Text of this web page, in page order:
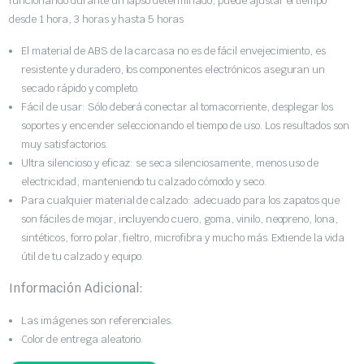
desde 1 hora, 3 horas y hasta 5 horas
El material de ABS de la carcasa no es de fácil envejecimiento, es
resistente y duradero, los componentes electrónicos aseguran un
secado rápido y completo.
Fácil de usar: Sólo deberá conectar al tomacorriente, desplegar los
soportes y encender seleccionando el tiempo de uso. Los resultados son
muy satisfactorios.
Ultra silencioso y eficaz: se seca silenciosamente, menos uso de
electricidad, manteniendo tu calzado cómodo y seco.
Para cualquier material de calzado: adecuado para los zapatos que
son fáciles de mojar, incluyendo cuero, goma, vinilo, neopreno, lona,
sintéticos, forro polar, fieltro, microfibra y mucho más. Extiende la vida
útil de tu calzado y equipo.
Información Adicional:
Las imágenes son referenciales.
Color de entrega aleatorio.